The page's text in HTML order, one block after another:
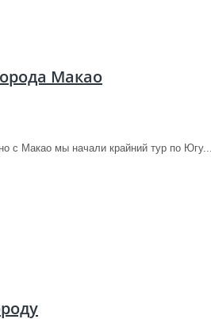
Макао
с Макао мы начали крайний тур по Югу....